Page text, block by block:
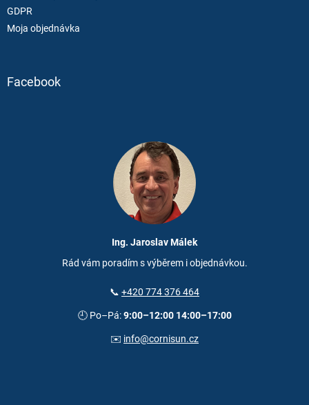
GDPR
Moja objednávka
Facebook
Ing. Jaroslav Málek
Rád vám poradím s výběrem i objednávkou.
📞 +420 774 376 464
🕘 Po–Pá:9:00–12:00 14:00–17:00
✉️ info@cornisun.cz